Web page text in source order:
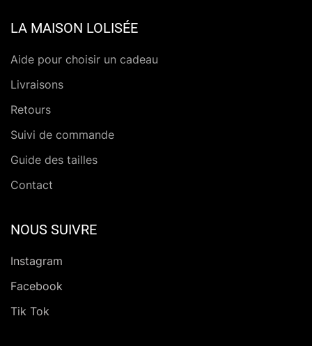
LA MAISON LOLISÉE
Aide pour choisir un cadeau
Livraisons
Retours
Suivi de commande
Guide des tailles
Contact
NOUS SUIVRE
Instagram
Facebook
Tik Tok